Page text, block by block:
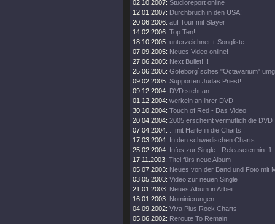
02.10.2007: Studioreport online
12.01.2007: Durchbruch in den USA!
20.06.2006: auf Tour mit Slayer
14.02.2006: Top Ten!
18.10.2005: unterzeichnet + Songliste
07.09.2005: Neues Video online!
27.06.2005: Next Bullet!!!!
25.06.2005: Göteborg´sches "Octavarium"
09.02.2005: Supporten Judas Priest!
09.12.2004: DVD steht an
01.12.2004: werkeln an ihrer DVD
30.10.2004: Touch of Red - Das Video
20.04.2004: 2005 erscheint vermutlich die DVD
07.04.2004:
...mit Härte in die Charts !
17.03.2004: In den schwedischen Charts
25.02.2004: Infos zur Single - Releasetermin:
17.11.2003: Titel fürs neue Album
05.07.2003: Neues von der Band und Foto mit
03.05.2003: Video zur neuen Single
21.01.2003: Neues Album in Arbeit
16.01.2003: Nominierungen
04.09.2002: Viva Plus Rock Charts
05.06.2002: Reroute To Remain